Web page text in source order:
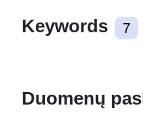
Keywords 7
Duomenų